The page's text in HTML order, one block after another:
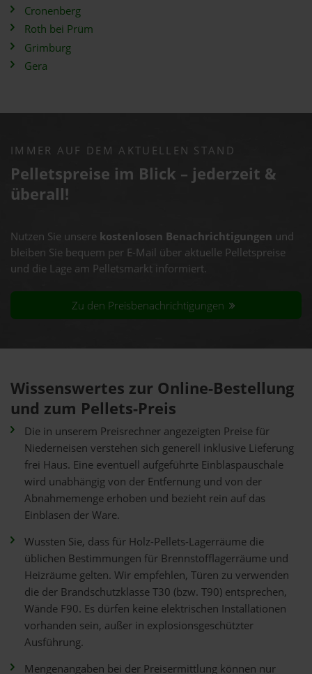
Cronenberg
Roth bei Prüm
Grimburg
Gera
IMMER AUF DEM AKTUELLEN STAND
Pelletspreise im Blick – jederzeit &
überall!
Nutzen Sie unsere kostenlosen Benachrichtigungen und
bleiben Sie bequem per E-Mail über aktuelle Pelletspreise
und die Lage am Pelletsmarkt informiert.
Zu den Preisbenachrichtigungen
Wissenswertes zur Online-Bestellung
und zum Pellets-Preis
Die in unserem Preisrechner angezeigten Preise für
Niederneisen verstehen sich generell inklusive Lieferung
frei Haus. Eine eventuell aufgeführte Einblaspauschale
wird unabhängig von der Entfernung und von der
Abnahmemenge erhoben und bezieht rein auf das
Einblasen der Ware.
Wussten Sie, dass für Holz-Pellets-Lagerräume die
üblichen Bestimmungen für Brennstofflagerräume und
Heizräume gelten. Wir empfehlen, Türen zu verwenden
die der Brandschutzklasse T30 (bzw. T90) entsprechen,
Wände F90. Es dürfen keine elektrischen Installationen
vorhanden sein, außer in explosionsgeschützter
Ausführung.
Mengenangaben bei der Preisermittlung können nur